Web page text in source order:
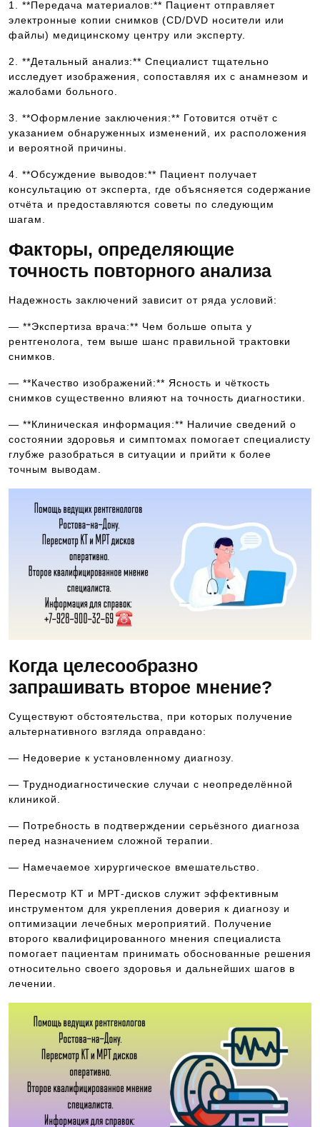
1. **Передача материалов:** Пациент отправляет
электронные копии снимков (CD/DVD носители или
файлы) медицинскому центру или эксперту.
2. **Детальный анализ:** Специалист тщательно
исследует изображения, сопоставляя их с анамнезом и
жалобами больного.
3. **Оформление заключения:** Готовится отчёт с
указанием обнаруженных изменений, их расположения
и вероятной причины.
4. **Обсуждение выводов:** Пациент получает
консультацию от эксперта, где объясняется содержание
отчёта и предоставляются советы по следующим
шагам.
Факторы, определяющие
точность повторного анализа
Надежность заключений зависит от ряда условий:
— **Экспертиза врача:** Чем больше опыта у
рентгенолога, тем выше шанс правильной трактовки
снимков.
— **Качество изображений:** Ясность и чёткость
снимков существенно влияют на точность диагностики.
— **Клиническая информация:** Наличие сведений о
состоянии здоровья и симптомах помогает специалисту
глубже разобраться в ситуации и прийти к более
точным выводам.
Когда целесообразно
запрашивать второе мнение?
Существуют обстоятельства, при которых получение
альтернативного взгляда оправдано:
— Недоверие к установленному диагнозу.
— Труднодиагностические случаи с неопределённой
клиникой.
— Потребность в подтверждении серьёзного диагноза
перед назначением сложной терапии.
— Намечаемое хирургическое вмешательство.
Пересмотр КТ и МРТ-дисков служит эффективным
инструментом для укрепления доверия к диагнозу и
оптимизации лечебных мероприятий. Получение
второго квалифицированного мнения специалиста
помогает пациентам принимать обоснованные решения
относительно своего здоровья и дальнейших шагов в
лечении.